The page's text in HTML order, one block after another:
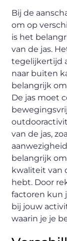
Bij de
om op
is het
van de jas.
tegelijkertijd
naar buiten
belangrijk
De jas moet
van de jas,
belangrijk
kwaliteit van
hebt. Door
factoren kun
bij jouw
waarin je je